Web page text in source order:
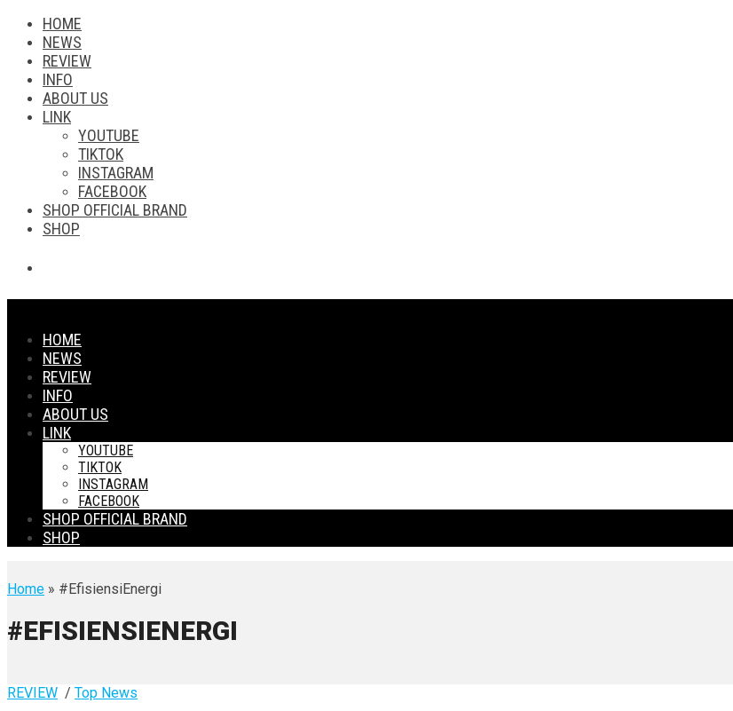
HOME
NEWS
REVIEW
INFO
ABOUT US
LINK
YOUTUBE
TIKTOK
INSTAGRAM
FACEBOOK
SHOP OFFICIAL BRAND
SHOP
HOME
NEWS
REVIEW
INFO
ABOUT US
LINK
YOUTUBE
TIKTOK
INSTAGRAM
FACEBOOK
SHOP OFFICIAL BRAND
SHOP
Home » #EfisiensiEnergi
#EFISIENSIENERGI
REVIEW / Top News